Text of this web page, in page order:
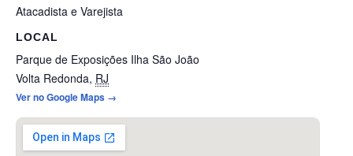
Atacadista e Varejista
LOCAL
Parque de Exposições Ilha São João
Volta Redonda, RJ
Ver no Google Maps →